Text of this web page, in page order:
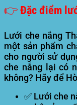
👉 Đặc điểm
Lưới che nắng
một sản phẩm
cho người sử
che nắng lại có
không? Hãy để
✅ Lưới che